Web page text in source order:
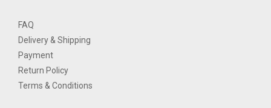
FAQ
Delivery & Shipping
Payment
Return Policy
Terms & Conditions